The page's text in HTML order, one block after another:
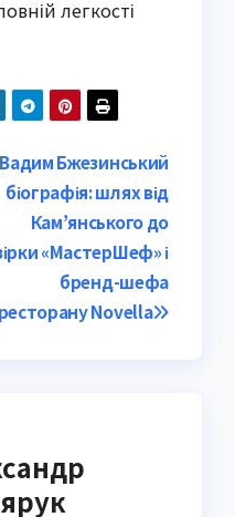
легкості
Вадим Бжезинський
біографія: шлях від
Кам’янського до
«МастерШеф» і
бренд-шефа
ресторану Novella